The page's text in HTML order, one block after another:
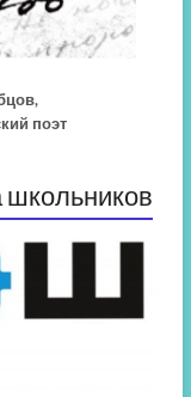
поэт
школьников